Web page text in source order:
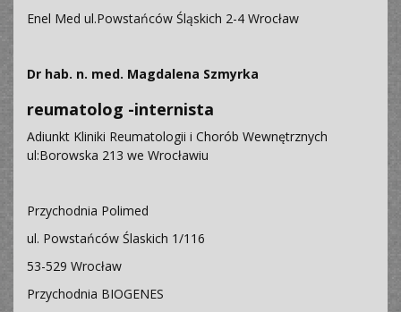
Enel Med ul.Powstańców Śląskich 2-4 Wrocław
Dr hab. n. med. Magdalena Szmyrka
reumatolog -internista
Adiunkt Kliniki Reumatologii i Chorób Wewnętrznych
ul:Borowska 213 we Wrocławiu
Przychodnia Polimed
ul. Powstańców Ślaskich 1/116
53-529 Wrocław
Przychodnia BIOGENES